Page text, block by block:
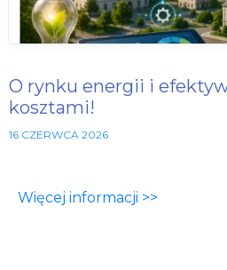
O rynku energii i
kosztami!
16 CZERWCA 2026
Więcej informacji >>